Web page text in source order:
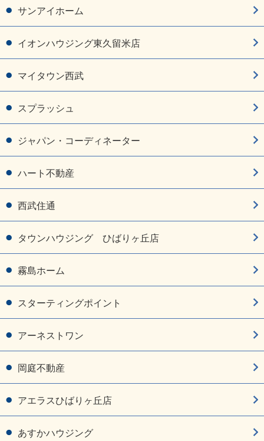
サンアイホーム
イオンハウジング東久留米店
マイタウン西武
スプラッシュ
ジャパン・コーディネーター
ハート不動産
西武住通
タウンハウジング ひばりヶ丘店
霧島ホーム
スターティングポイント
アーネストワン
岡庭不動産
アエラスひばりヶ丘店
あすかハウジング